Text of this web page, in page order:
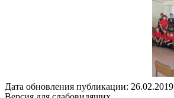
Дата обновления публикации: 26.02.2019